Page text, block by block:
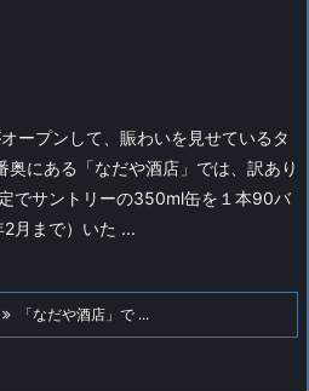
ープンして、賑わいを見せているタ
奥にある「なだや酒店」では、訳あり
でサントリーの350ml缶を１本90バ
月まで）いた ...
「なだや酒店」で ...